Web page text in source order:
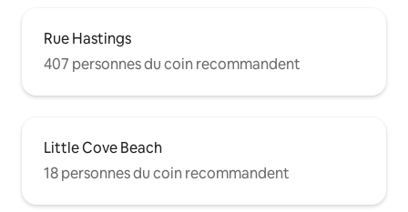
Rue Hastings
407 personnes du coin recommandent
Little Cove Beach
18 personnes du coin recommandent